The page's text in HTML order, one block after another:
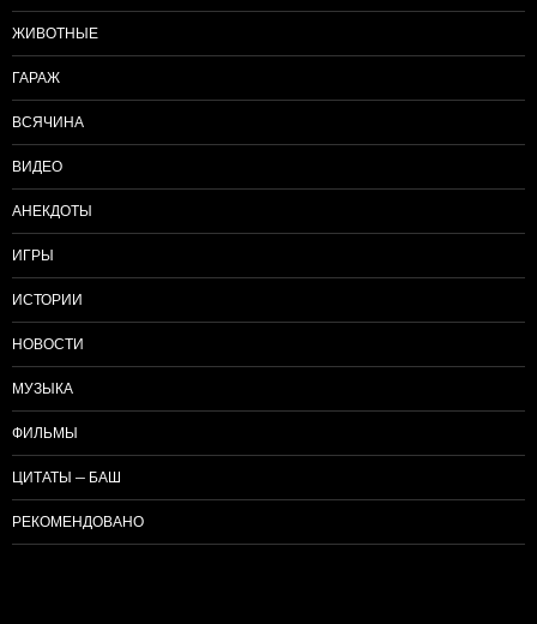
ЖИВОТНЫЕ
ГАРАЖ
ВСЯЧИНА
ВИДЕО
АНЕКДОТЫ
ИГРЫ
ИСТОРИИ
НОВОСТИ
МУЗЫКА
ФИЛЬМЫ
ЦИТАТЫ — БАШ
РЕКОМЕНДОВАНО